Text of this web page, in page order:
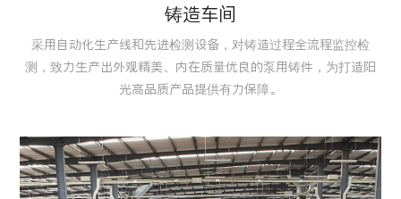
铸造车间
采用自动化生产线和先进检测设备，对铸造过程全流程监控检
测，致力生产出外观精美、内在质量优良的泵用铸件，为打造阳
光高品质产品提供有力保障。